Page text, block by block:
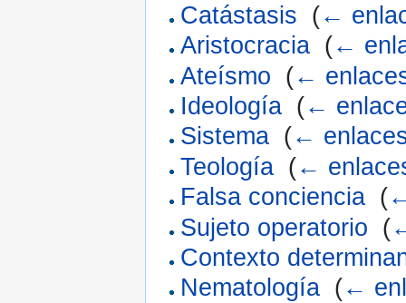
Catástasis (←
Aristocracia (←
Ateísmo (←
Ideología (←
Sistema (←
Teología (←
Falsa conciencia (
Sujeto operatorio (
Contexto
Nematología (←